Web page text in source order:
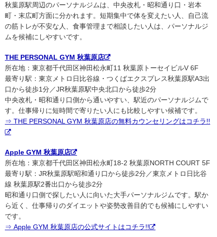
秋葉原駅周辺のパーソナルジムは、中央改札・昭和通り口・岩本
町・末広町方面に分かれます。短期集中で体を変えたい人、自己流
の筋トレが不安な人、食事管理まで相談したい人は、パーソナルジ
ムを候補にしやすいです。
THE PERSONAL GYM 秋葉原店
所在地：東京都千代田区神田松永町11 秋葉原トーセイビルV 6F
最寄り駅：東京メトロ日比谷線・つくばエクスプレス秋葉原駅A3出
口から徒歩1分／JR秋葉原駅中央北口から徒歩2分
中央改札・昭和通り口側から通いやすい、駅近のパーソナルジムで
す。仕事帰りに短時間で寄りたい人にも比較しやすい候補です。
⇒ THE PERSONAL GYM 秋葉原店の無料カウンセリングはコチラ!!
Apple GYM 秋葉原店
所在地：東京都千代田区神田松永町18-2 秋葉原NORTH COURT 5F
最寄り駅：JR秋葉原駅昭和通り口から徒歩2分／東京メトロ日比谷
線 秋葉原駅2番出口から徒歩2分
昭和通り口側で探したい人に向いた大手パーソナルジムです。駅か
ら近く、仕事帰りのダイエットや姿勢改善目的でも候補にしやすい
です。
⇒ Apple GYM 秋葉原店の公式サイトはコチラ!!